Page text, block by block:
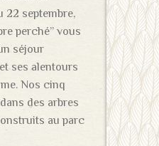
22 septembre,
perché’’ vous
séjour
ses alentours
Nos cinq
des arbres
au parc